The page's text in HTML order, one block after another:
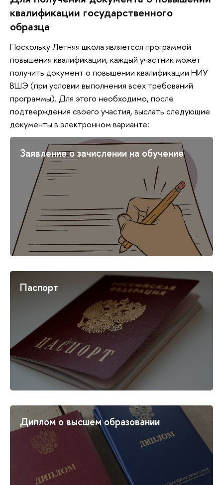
квалификации государственного
образца
Поскольку Летняя школа являетсся программой
повышения квалификации, каждый участник может
получить документ о повышении квалификации НИУ
ВШЭ (при условии выполнения всех требований
программы). Для этого необходимо, после
подтверждения своего участия, выслать следующие
документы в электронном варианте:
Заявление о зачислении на обучение
Паспорт
Диплом о высшем образовании